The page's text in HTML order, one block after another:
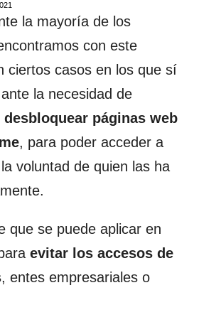
la mayoría de los
con este
ciertos casos en los que sí
la necesidad de
desbloquear páginas web
, para poder acceder a
voluntad de quien las ha
que se puede aplicar en
evitar los accesos de
, entes empresariales o